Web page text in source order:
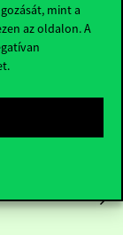
mint a
az oldalon. A